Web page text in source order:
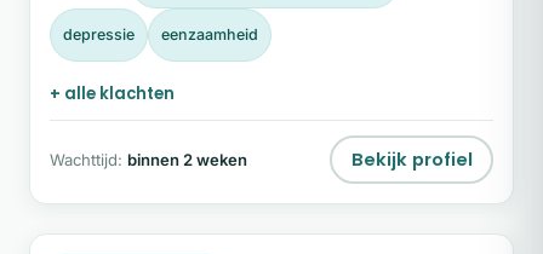
spreken.
depressie eenzaamheid
+ alle klachten
Wachttijd: binnen 2 weken Bekijk profiel